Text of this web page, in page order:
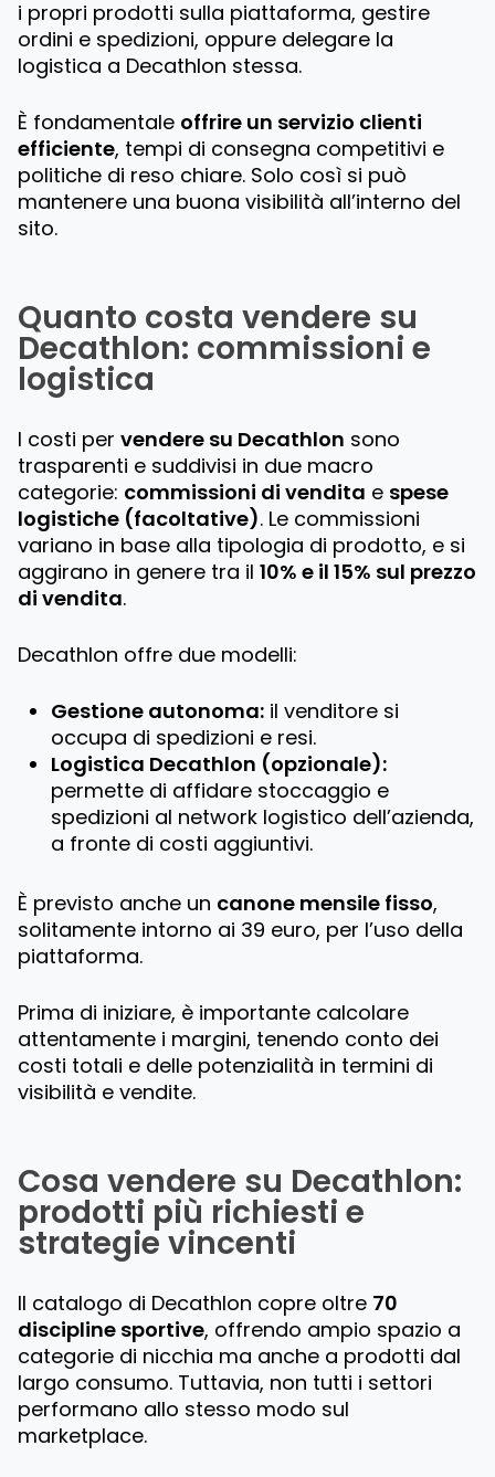
i propri prodotti sulla piattaforma, gestire
ordini e spedizioni, oppure delegare la
logistica a Decathlon stessa.
È fondamentale offrire un servizio clienti
efficiente, tempi di consegna competitivi e
politiche di reso chiare. Solo così si può
mantenere una buona visibilità all’interno del
sito.
Quanto costa vendere su
Decathlon: commissioni e
logistica
I costi pervendere su Decathlon sono
trasparenti e suddivisi in due macro
categorie: commissioni di vendita e spese
logistiche (facoltative). Le commissioni
variano in base alla tipologia di prodotto, e si
aggirano in genere tra il10% e il 15% sul prezzo
di vendita.
Decathlon offre due modelli:
Gestione autonoma: il venditore si
occupa di spedizioni e resi.
Logistica Decathlon (opzionale):
permette di affidare stoccaggio e
spedizioni al network logistico dell’azienda,
a fronte di costi aggiuntivi.
È previsto anche un canone mensile fisso,
solitamente intorno ai 39 euro, per l’uso della
piattaforma.
Prima di iniziare, è importante calcolare
attentamente i margini, tenendo conto dei
costi totali e delle potenzialità in termini di
visibilità e vendite.
Cosa vendere su Decathlon:
prodotti più richiesti e
strategie vincenti
Il catalogo di Decathlon copre oltre 70
discipline sportive, offrendo ampio spazio a
categorie di nicchia ma anche a prodotti dal
largo consumo. Tuttavia, non tutti i settori
performano allo stesso modo sul
marketplace.